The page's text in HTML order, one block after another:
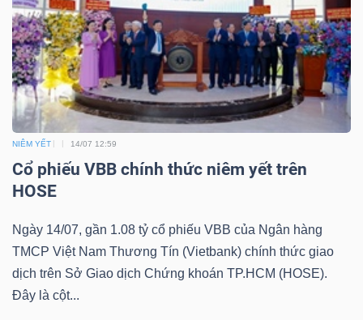
NIÊM YẾT 14/07 12:59
Cổ phiếu VBB chính thức niêm yết trên
HOSE
Ngày 14/07, gần 1.08 tỷ cổ phiếu VBB của Ngân hàng
TMCP Việt Nam Thương Tín (Vietbank) chính thức giao
dịch trên Sở Giao dịch Chứng khoán TP.HCM (HOSE).
Đây là cột...